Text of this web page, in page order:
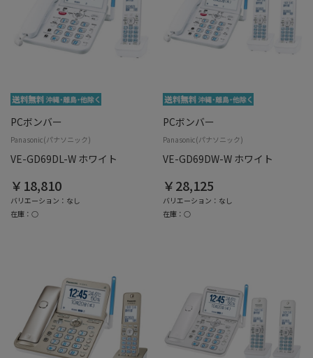
PCボンバー
Panasonic(パナソニック)
VE-GD69DL-W ホワイト
￥18,810
バリエーション：なし
在庫：○
PCボンバー
Panasonic(パナソニック)
VE-GD69DW-W ホワイト
￥28,125
バリエーション：なし
在庫：○